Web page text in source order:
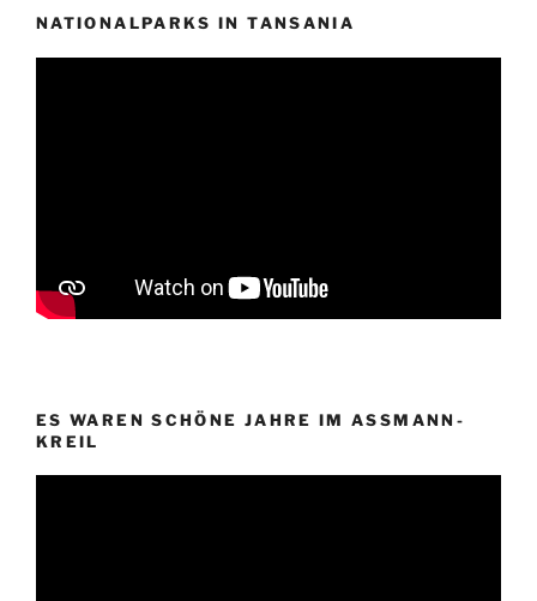
NATIONALPARKS IN TANSANIA
ES WAREN SCHÖNE JAHRE IM ASSMANN-
KREIL